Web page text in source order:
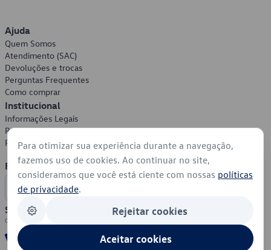
Ajuda
Quem Somos
Atendimento (SAC)
Devoluções e trocas
Perguntas Frequentes
Como comprar
Institucional
Informações Legais
Política de Privacidade
Política de Cookies
Formas de Pagamento
Segurança
Para otimizar sua experiência durante a navegação,
fazemos uso de cookies. Ao continuar no site,
consideramos que você está ciente com nossas políticas
de privacidade.
Rejeitar cookies
Aceitar cookies